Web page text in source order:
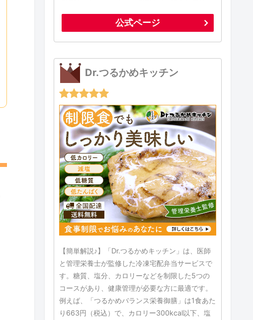
公式ページ
Dr.つるかめキッチン
【簡単解説♪】「Dr.つるかめキッチン」は、医師
と管理栄養士が監修した冷凍宅配弁当サービスで
す。糖質、塩分、カロリーなどを制限した5つの
コースがあり、健康管理が必要な方に最適です。
例えば、「つるかめバランス栄養御膳」は1食あた
り663円（税込）で、カロリー300kcal以下、塩